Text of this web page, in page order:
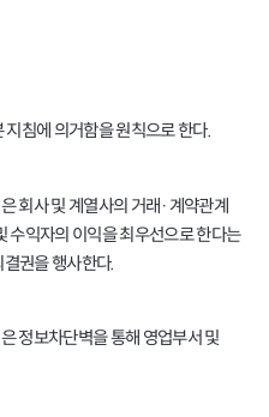
지침에 의거함을 원칙으로 한다.
회사 및 계열사의 거래·계약관계
수익자의 이익을 최우선으로 한다는
결권을 행사한다.
정보차단벽을 통해 영업부서 및